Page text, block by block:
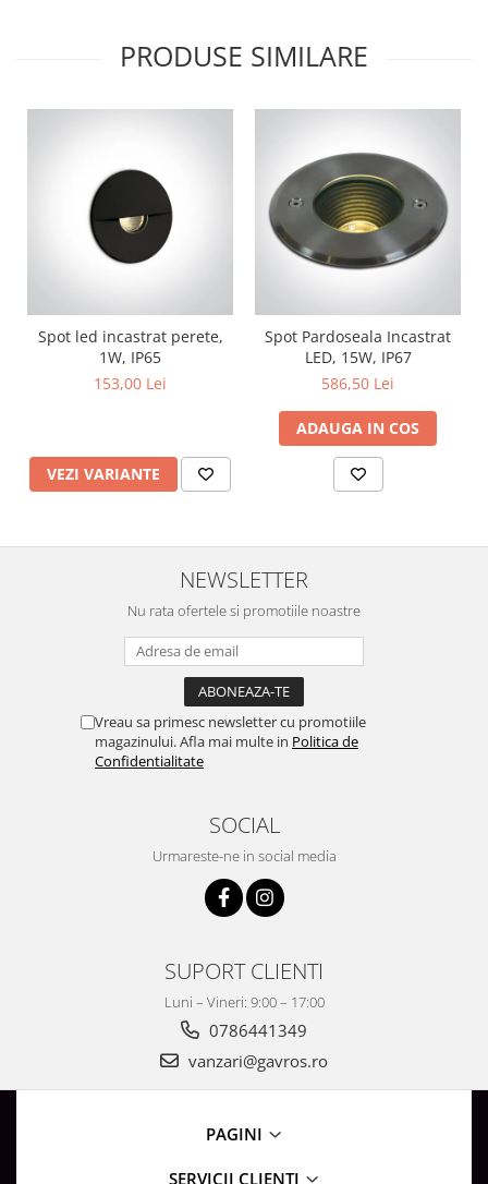
PRODUSE SIMILARE
Spot led incastrat perete,
1W, IP65
153,00 Lei
VEZI VARIANTE
Spot Pardoseala Incastrat
LED, 15W, IP67
586,50 Lei
ADAUGA IN COS
NEWSLETTER
Nu rata ofertele si promotiile noastre
Vreau sa primesc newsletter cu promotiile
magazinului. Afla mai multe in Politica de
Confidentialitate
SOCIAL
Urmareste-ne in social media
SUPORT CLIENTI
Luni – Vineri: 9:00 – 17:00
0786441349
vanzari@gavros.ro
PAGINI
SERVICII CLIENTI